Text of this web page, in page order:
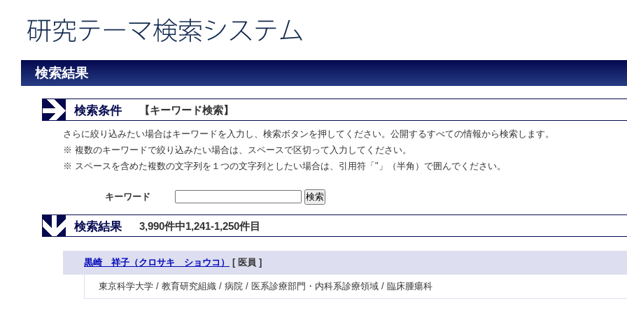
検索結果
検索条件 【キーワード検索】
さらに絞り込みたい場合はキーワードを入力し、検索ボタンを押してください。公開するすべての情報から検索します。
※ 複数のキーワードで絞り込みたい場合は、スペースで区切って入力してください。
※ スペースを含めた複数の文字列を１つの文字列としたい場合は、引用符「"」（半角）で囲んでください。
キーワード
検索結果 3,990件中1,241-1,250件目
黒崎 祥子（クロサキ ショウコ） [ 医員 ]
東京科学大学 / 教育研究組織 / 病院 / 医系診療部門・内科系診療領域 / 臨床腫瘍科